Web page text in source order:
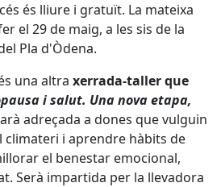
és lliure i gratuït. La mateixa
el 29 de maig, a les sis de la
Pla d'Òdena.
una altra xerrada-taller que
i salut. Una nova etapa,
adreçada a dones que vulguin
climateri i aprendre hàbits de
el benestar emocional,
Serà impartida per la llevadora